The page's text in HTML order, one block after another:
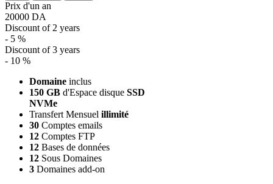
Prix d'un an
20000 DA
Discount of 2 years
- 5 %
Discount of 3 years
- 10 %
Domaine inclus
150 GB d'Espace disque SSD
NVMe
Transfert Mensuel illimité
30 Comptes emails
12 Comptes FTP
12 Bases de données
12 Sous Domaines
3 Domaines add-on